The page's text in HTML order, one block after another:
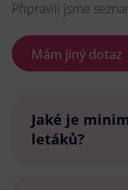
Připravili jsme
Mám jiný dotaz
Jaké je
letáků?